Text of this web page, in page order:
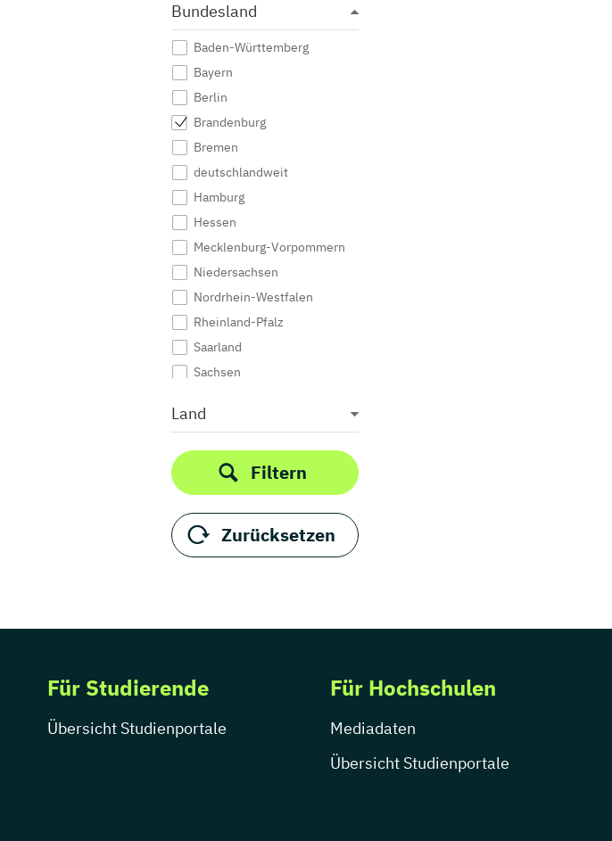
Kunstgeschichte
Musiktherapie
Musikwissenschaft
Produktdesign
Public Relations /
Publizistik
Visuelle Kommunikation
Bundesland
Baden-Württemberg
Bayern
Berlin
Brandenburg
Bremen
deutschlandweit
Hamburg
Hessen
Mecklenburg-Vorpommern
Niedersachsen
Nordrhein-Westfalen
Rheinland-Pfalz
Saarland
Sachsen
Schleswig-Holstein
Thüringen
Land
Filtern
Zurücksetzen
Für Studierende
Übersicht Studienportale
Für Hochschulen
Mediadaten
Übersicht Studienportale